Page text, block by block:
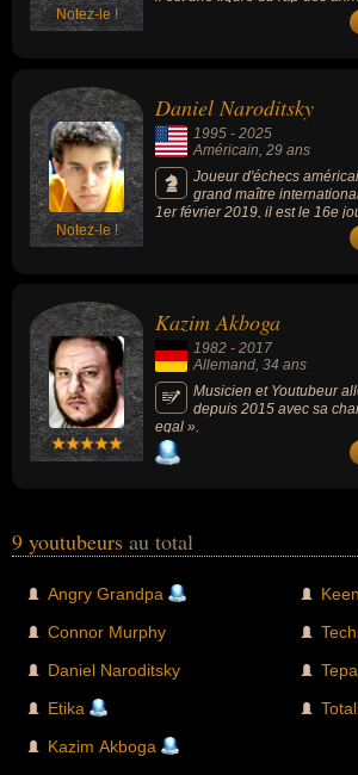
Notez-le !
s’était engagé en politique et
Notez-le !
Daniel Naroditsky
1995 - 2025
Américain, 29 ans
Joueur d'échecs
grand maître
1er février 2019, il est le 16e
américain et le 235e joueur
classement Elo de 2 610
Twitch.
Kazim Akboga
1982 - 2017
Allemand, 34 ans
Musicien et Youtubeur
depuis 2015 avec sa
egal ».
9 youtubeurs au total
Angry Grandpa
Connor Murphy
Daniel Naroditsky
Etika
Kazim Akboga
Tepa